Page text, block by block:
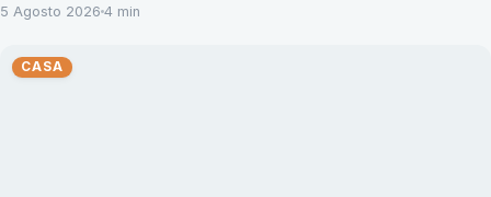
5 Agosto 2026 4 min
CASA